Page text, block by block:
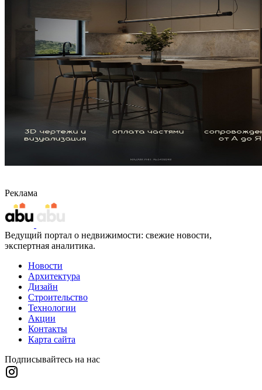
Реклама
Ведущий портал о недвижимости: свежие новости,
экспертная аналитика.
Новости
Архитектура
Дизайн
Строительство
Технологии
Акции
Контакты
Карта сайта
Подписывайтесь на нас